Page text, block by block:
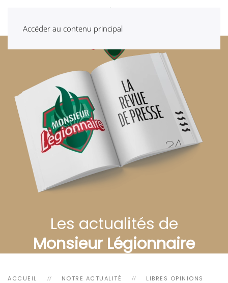
Accéder au contenu principal
Les actualités de
Monsieur Légionnaire
ACCUEIL NOTRE ACTUALITÉ
LIBRES OPINIONS